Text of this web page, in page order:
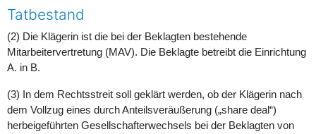
Tatbestand
(2) Die Klägerin ist die bei der Beklagten bestehende
Mitarbeitervertretung (MAV). Die Beklagte betreibt die Einrichtung
A. in B.
(3) In dem Rechtsstreit soll geklärt werden, ob der Klägerin nach
dem Vollzug eines durch Anteilsveräußerung („share deal“)
herbeigeführten Gesellschafterwechsels bei der Beklagten von